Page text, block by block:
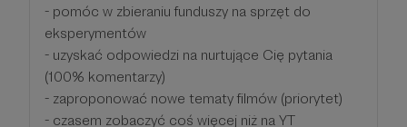
- pomóc w zbieraniu funduszy na sprzęt do
eksperymentów
- uzyskać odpowiedzi na nurtujące Cię pytania
(100% komentarzy)
- zaproponować nowe tematy filmów (priorytet)
- czasem zobaczyć coś więcej niż na YT